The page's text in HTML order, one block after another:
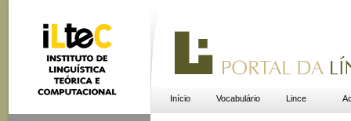
Início Vocabulário Lince